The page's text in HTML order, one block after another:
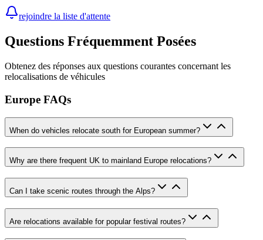
rejoindre la liste d'attente
Questions Fréquemment Posées
Obtenez des réponses aux questions courantes concernant les
relocalisations de véhicules
Europe FAQs
When do vehicles relocate south for European summer?
Why are there frequent UK to mainland Europe relocations?
Can I take scenic routes through the Alps?
Are relocations available for popular festival routes?